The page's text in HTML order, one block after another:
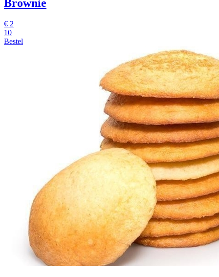
Brownie
€ 2
10
Bestel